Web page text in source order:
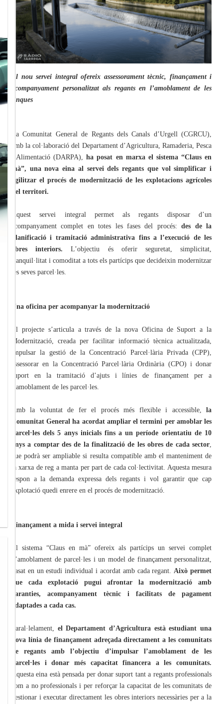
El nou servei integral ofereix assessorament tècnic, finançament i
acompanyament personalitzat als regants en l’amoblament de les
finques
La Comunitat General de Regants dels Canals d’Urgell (CGRCU),
amb la col·laboració del Departament d’Agricultura, Ramaderia, Pesca
i Alimentació (DARPA),ha posat en marxa el sistema “Claus en
mà”, una nova eina al servei dels regants que vol simplificar i
agilitzar el procés de modernització de les explotacions agrícoles
del territori.
Aquest servei integral permet als regants disposar d’un
acompanyament complet en totes les fases del procés:des de la
planificació i tramitació administrativa fins a l’execució de les
obres interiors. L’objectiu és oferir seguretat, simplicitat,
tranquil·litat i comoditat a tots els partícips que decideixin modernitzar
les seves parcel·les.
Una oficina per acompanyar la modernització
El projecte s’articula a través de la nova Oficina de Suport a la
Modernització, creada per facilitar informació tècnica actualitzada,
impulsar la gestió de la Concentració Parcel·lària Privada (CPP),
assessorar en la Concentració Parcel·lària Ordinària (CPO) i donar
suport en la tramitació d’ajuts i línies de finançament per a
l’amoblament de les parcel·les.
Amb la voluntat de fer el procés més flexible i accessible, la
Comunitat General ha acordat ampliar el termini per amoblar les
parcel·les dels 5 anys inicials fins a un període orientatiu de 10
anys a comptar des de la finalització de les obres de cada sector
que podrà ser ampliable si resulta compatible amb el manteniment de
la xarxa de reg a manta per part de cada col·lectivitat. Aquesta mesura
respon a la demanda expressa dels regants i vol garantir que cap
explotació quedi enrere en el procés de modernització.
Finançament a mida i servei integral
El sistema “Claus en mà” ofereix als partícips un servei complet
d’amoblament de parcel·les i un model de finançament personalitzat,
basat en un estudi individual i acordat amb cada regant. Això permet
que cada explotació pugui afrontar la modernització amb
garanties, acompanyament tècnic i facilitats de pagament
adaptades a cada cas.
Paral·lelament, el Departament d’Agricultura està estudiant una
nova línia de finançament adreçada directament a les comunitats
de regants amb l’objectiu d’impulsar l’amoblament de les
parcel·les i donar més capacitat financera a les comunitats.
Aquesta eina està pensada per donar suport tant a regants professionals
com a no professionals i per reforçar la capacitat de les comunitats de
gestionar i executar directament les obres interiors necessàries per a la